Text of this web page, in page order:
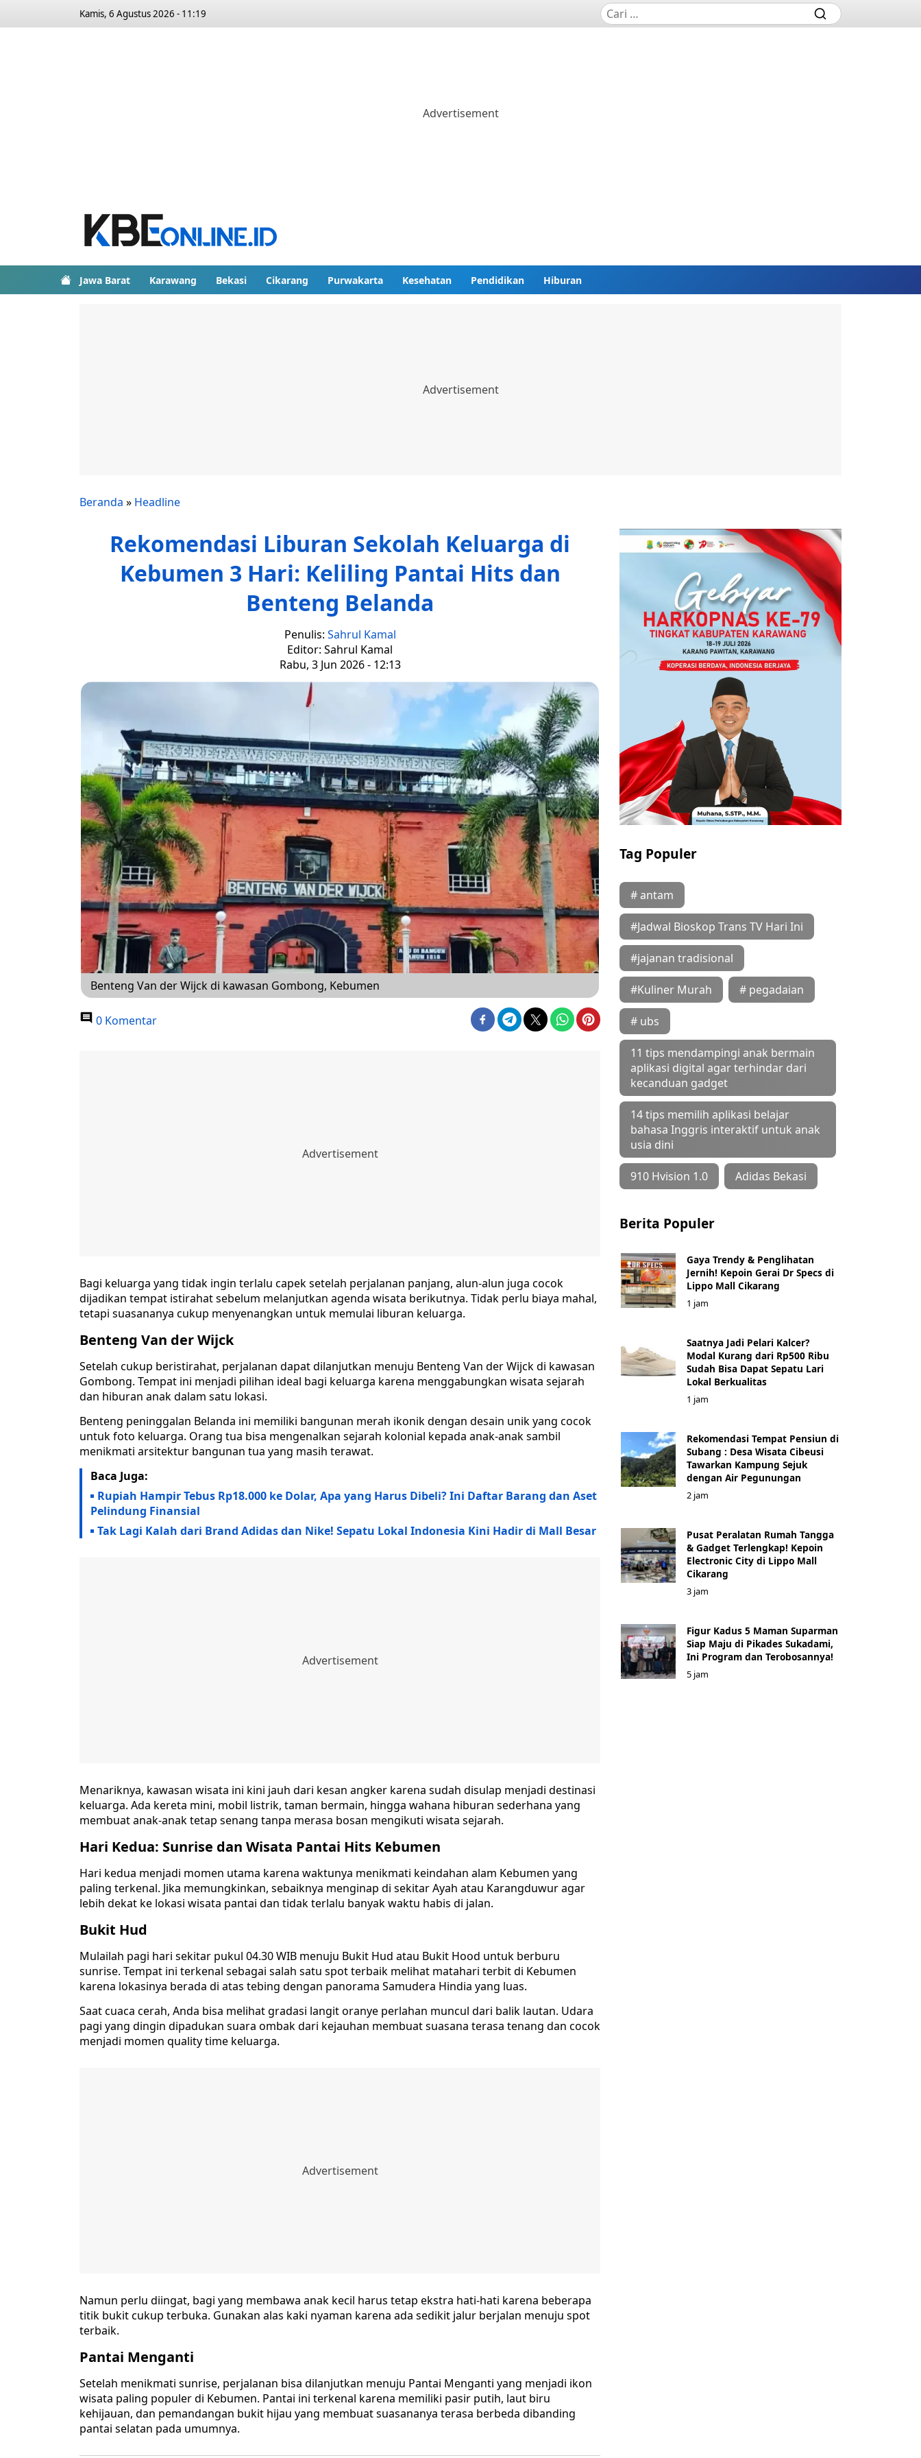
Kamis, 6 Agustus 2026 - 11:19
Jawa Barat Karawang Bekasi Cikarang Purwakarta Kesehatan Pendidikan Hiburan
Beranda » Headline
Rekomendasi Liburan Sekolah Keluarga di
Kebumen 3 Hari: Keliling Pantai Hits dan
Benteng Belanda
Penulis: Sahrul Kamal
Editor: Sahrul Kamal
Rabu, 3 Jun 2026 - 12:13
Benteng Van der Wijck di kawasan Gombong, Kebumen
0 Komentar
Bagi keluarga yang tidak ingin terlalu capek setelah perjalanan panjang, alun-alun juga cocok
dijadikan tempat istirahat sebelum melanjutkan agenda wisata berikutnya. Tidak perlu biaya mahal,
tetapi suasananya cukup menyenangkan untuk memulai liburan keluarga.
Benteng Van der Wijck
Setelah cukup beristirahat, perjalanan dapat dilanjutkan menuju Benteng Van der Wijck di kawasan
Gombong. Tempat ini menjadi pilihan ideal bagi keluarga karena menggabungkan wisata sejarah
dan hiburan anak dalam satu lokasi.
Benteng peninggalan Belanda ini memiliki bangunan merah ikonik dengan desain unik yang cocok
untuk foto keluarga. Orang tua bisa mengenalkan sejarah kolonial kepada anak-anak sambil
menikmati arsitektur bangunan tua yang masih terawat.
Baca Juga:
Rupiah Hampir Tebus Rp18.000 ke Dolar, Apa yang Harus Dibeli? Ini Daftar Barang dan Aset
Pelindung Finansial
Tak Lagi Kalah dari Brand Adidas dan Nike! Sepatu Lokal Indonesia Kini Hadir di Mall Besar
Menariknya, kawasan wisata ini kini jauh dari kesan angker karena sudah disulap menjadi destinasi
keluarga. Ada kereta mini, mobil listrik, taman bermain, hingga wahana hiburan sederhana yang
membuat anak-anak tetap senang tanpa merasa bosan mengikuti wisata sejarah.
Hari Kedua: Sunrise dan Wisata Pantai Hits Kebumen
Hari kedua menjadi momen utama karena waktunya menikmati keindahan alam Kebumen yang
paling terkenal. Jika memungkinkan, sebaiknya menginap di sekitar Ayah atau Karangduwur agar
lebih dekat ke lokasi wisata pantai dan tidak terlalu banyak waktu habis di jalan.
Bukit Hud
Mulailah pagi hari sekitar pukul 04.30 WIB menuju Bukit Hud atau Bukit Hood untuk berburu
sunrise. Tempat ini terkenal sebagai salah satu spot terbaik melihat matahari terbit di Kebumen
karena lokasinya berada di atas tebing dengan panorama Samudera Hindia yang luas.
Saat cuaca cerah, Anda bisa melihat gradasi langit oranye perlahan muncul dari balik lautan. Udara
pagi yang dingin dipadukan suara ombak dari kejauhan membuat suasana terasa tenang dan cocok
menjadi momen quality time keluarga.
Namun perlu diingat, bagi yang membawa anak kecil harus tetap ekstra hati-hati karena beberapa
titik bukit cukup terbuka. Gunakan alas kaki nyaman karena ada sedikit jalur berjalan menuju spot
terbaik.
Pantai Menganti
Setelah menikmati sunrise, perjalanan bisa dilanjutkan menuju Pantai Menganti yang menjadi ikon
wisata paling populer di Kebumen. Pantai ini terkenal karena memiliki pasir putih, laut biru
kehijauan, dan pemandangan bukit hijau yang membuat suasananya terasa berbeda dibanding
pantai selatan pada umumnya.
Tag Populer
# antam
#Jadwal Bioskop Trans TV Hari Ini
#jajanan tradisional
#Kuliner Murah # pegadaian
# ubs
11 tips mendampingi anak bermain
aplikasi digital agar terhindar dari
kecanduan gadget
14 tips memilih aplikasi belajar
bahasa Inggris interaktif untuk anak
usia dini
910 Hvision 1.0 Adidas Bekasi
Berita Populer
Gaya Trendy & Penglihatan
Jernih! Kepoin Gerai Dr Specs di
Lippo Mall Cikarang
1 jam
Saatnya Jadi Pelari Kalcer?
Modal Kurang dari Rp500 Ribu
Sudah Bisa Dapat Sepatu Lari
Lokal Berkualitas
1 jam
Rekomendasi Tempat Pensiun di
Subang : Desa Wisata Cibeusi
Tawarkan Kampung Sejuk
dengan Air Pegunungan
2 jam
Pusat Peralatan Rumah Tangga
& Gadget Terlengkap! Kepoin
Electronic City di Lippo Mall
Cikarang
3 jam
Figur Kadus 5 Maman Suparman
Siap Maju di Pikades Sukadami,
Ini Program dan Terobosannya!
5 jam